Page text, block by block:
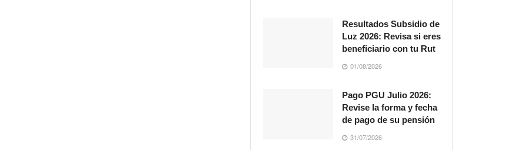
Resultados Subsidio de
Luz 2026: Revisa si eres
beneficiario con tu Rut
01/08/2026
Pago PGU Julio 2026:
Revise la forma y fecha
de pago de su pensión
31/07/2026